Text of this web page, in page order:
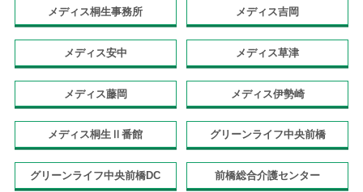
メディス桐生事務所 メディス吉岡
メディス安中 メディス草津
メディス藤岡 メディス伊勢崎
メディス桐生Ⅱ番館 グリーンライフ中央前橋
グリーンライフ中央前橋DC 前橋総合介護センター